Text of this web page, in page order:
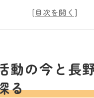
県教育委員会の方針と支
発達支援に役立つ支援級
級を活用した発達支援
動の今と長
る